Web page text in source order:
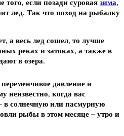
если позади суровая зима,
лед. Так что поход на рыбалку
а весь лед сошел, то лучше
реках и затоках, а также в
в озера.
давление и
неизвестно, когда вас
в солнечную или пасмурную
рыбы в этом месяце – утро и